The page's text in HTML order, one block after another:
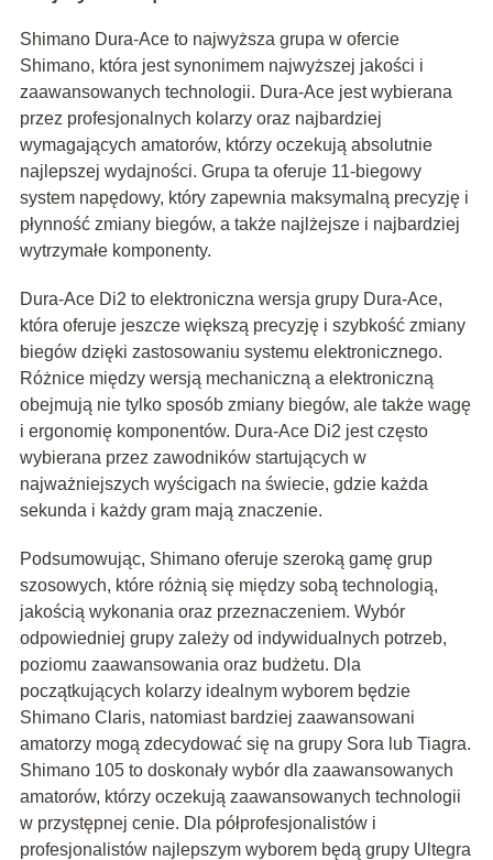
Shimano Dura-Ace to najwyższa grupa w ofercie
Shimano, która jest synonimem najwyższej jakości i
zaawansowanych technologii. Dura-Ace jest wybierana
przez profesjonalnych kolarzy oraz najbardziej
wymagających amatorów, którzy oczekują absolutnie
najlepszej wydajności. Grupa ta oferuje 11-biegowy
system napędowy, który zapewnia maksymalną precyzję i
płynność zmiany biegów, a także najlżejsze i najbardziej
wytrzymałe komponenty.
Dura-Ace Di2 to elektroniczna wersja grupy Dura-Ace,
która oferuje jeszcze większą precyzję i szybkość zmiany
biegów dzięki zastosowaniu systemu elektronicznego.
Różnice między wersją mechaniczną a elektroniczną
obejmują nie tylko sposób zmiany biegów, ale także wagę
i ergonomię komponentów. Dura-Ace Di2 jest często
wybierana przez zawodników startujących w
najważniejszych wyścigach na świecie, gdzie każda
sekunda i każdy gram mają znaczenie.
Podsumowując, Shimano oferuje szeroką gamę grup
szosowych, które różnią się między sobą technologią,
jakością wykonania oraz przeznaczeniem. Wybór
odpowiedniej grupy zależy od indywidualnych potrzeb,
poziomu zaawansowania oraz budżetu. Dla
początkujących kolarzy idealnym wyborem będzie
Shimano Claris, natomiast bardziej zaawansowani
amatorzy mogą zdecydować się na grupy Sora lub Tiagra.
Shimano 105 to doskonały wybór dla zaawansowanych
amatorów, którzy oczekują zaawansowanych technologii
w przystępnej cenie. Dla półprofesjonalistów i
profesjonalistów najlepszym wyborem będą grupy Ultegra